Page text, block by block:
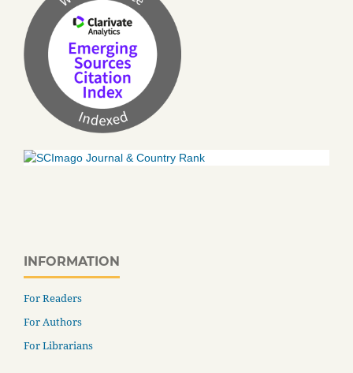
INFORMATION
For Readers
For Authors
For Librarians